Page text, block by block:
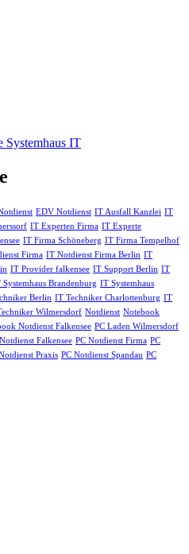
Systemhaus IT
EDV Notdienst IT Ausfall Kanzlei IT
IT Experten Firma IT Experte
IT Firma Schöneberg IT Firma Tempelhof
Firma IT Notdienst Firma Berlin IT
IT Provider falkensee IT Support Berlin IT
Systemhaus Brandenburg IT Systemhaus
Berlin IT Techniker Charlottenburg IT
Wilmersdorf Notdienst Notebook
Notdienst Falkensee PC Laden Wilmersdorf
Falkensee PC Notdienst Firma PC
Praxis PC Notdienst Spandau PC